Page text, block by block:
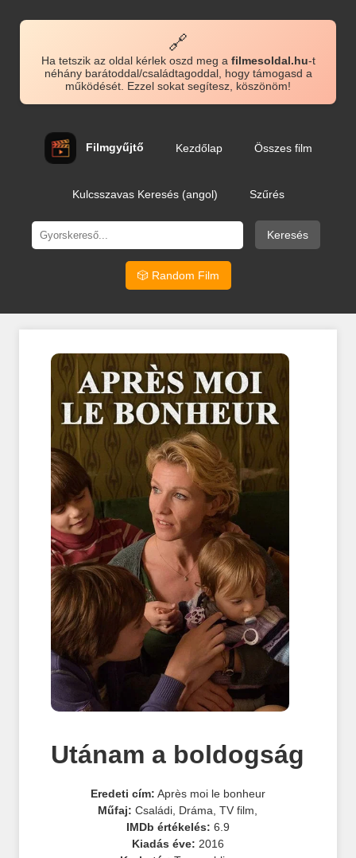
🔗
Ha tetszik az oldal kérlek oszd meg a filmesoldal.hu-t
néhány barátoddal/családtagoddal, hogy támogasd a
működését. Ezzel sokat segítesz, köszönöm!
Filmgyűjtő Kezdőlap Összes film
Kulcsszavas Keresés (angol) Szűrés
Keresés
🎲 Random Film
Utánam a boldogság
Eredeti cím: Après moi le bonheur
Műfaj: Családi Dráma ,TV film
IMDb értékelés: 6.9
Kiadás éve: 2016